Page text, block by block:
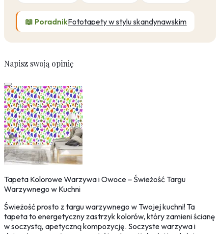
📖 PoradnikFototapety w stylu skandynawskim
Napisz swoją opinię
Tapeta Kolorowe Warzywa i Owoce – Świeżość Targu
Warzywnego w Kuchni
Świeżość prosto z targu warzywnego w Twojej kuchni! Ta
tapeta to energetyczny zastrzyk kolorów, który zamieni ścianę
w soczystą, apetyczną kompozycję. Soczyste warzywa i